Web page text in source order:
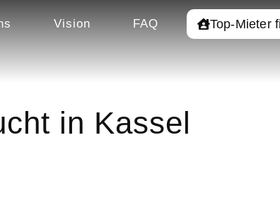
Vision FAQ Top-Mieter
in Kassel